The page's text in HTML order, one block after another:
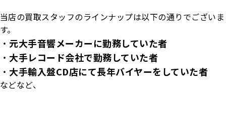
当店の買取スタッフのラインナップは以下の通りでございま
す。
・元大手音響メーカーに勤務していた者
・ 大手レコード会社で勤務していた者
・ 大手輸入盤CD店にて長年バイヤーをしていた者
などなど、